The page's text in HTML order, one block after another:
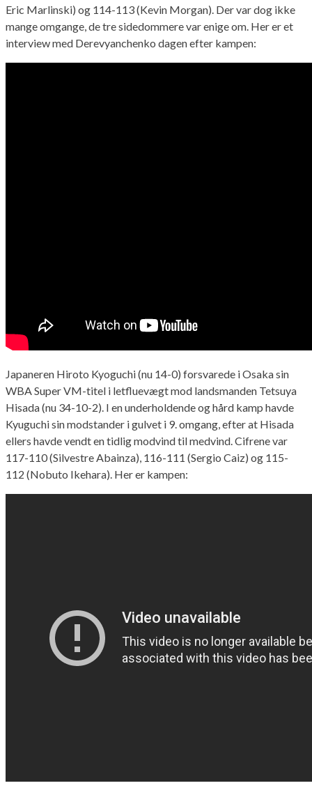
Eric Marlinski) og 114-113 (Kevin Morgan). Der var dog ikke
mange omgange, de tre sidedommere var enige om. Her er et
interview med Derevyanchenko dagen efter kampen:
Japaneren Hiroto Kyoguchi (nu 14-0) forsvarede i Osaka sin
WBA Super VM-titel i letfluevægt mod landsmanden Tetsuya
Hisada (nu 34-10-2). I en underholdende og hård kamp havde
Kyuguchi sin modstander i gulvet i 9. omgang, efter at Hisada
ellers havde vendt en tidlig modvind til medvind. Cifrene var
117-110 (Silvestre Abainza), 116-111 (Sergio Caiz) og 115-
112 (Nobuto Ikehara). Her er kampen: